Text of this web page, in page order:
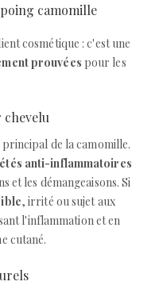
camomille
cosmétique : c'est une
prouvées pour les
chevelu
de la camomille.
anti-inflammatoires
et les démangeaisons. Si
, irrité ou sujet aux
l'inflammation et en
cutané.